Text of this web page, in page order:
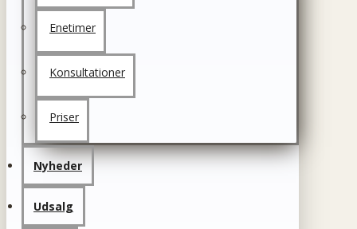
Enetimer
Konsultationer
Priser
Nyheder
Udsalg